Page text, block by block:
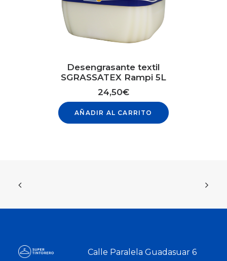
Desengrasante textil
SGRASSATEX Rampi 5L
24,50€
AÑADIR AL CARRITO
Calle Paralela Guadasuar 6